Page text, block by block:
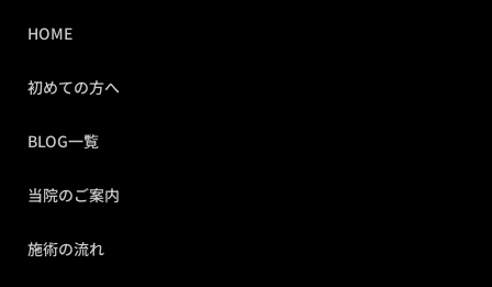
HOME
初めての方へ
BLOG一覧
当院のご案内
施術の流れ